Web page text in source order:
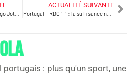
ACTUALITÉ SUIVANTE
portugais : plus qu'un sport, une